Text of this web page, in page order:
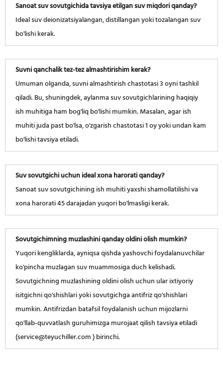
Sanoat suv sovutgichida tavsiya etilgan suv miqdori qanday?
Ideal suv deionizatsiyalangan, distillangan yoki tozalangan suv
bo'lishi kerak.
Suvni qanchalik tez-tez almashtirishim kerak?
Umuman olganda, suvni almashtirish chastotasi 3 oyni tashkil
qiladi. Bu, shuningdek, aylanma suv sovutgichlarining haqiqiy
ish muhitiga ham bog'liq bo'lishi mumkin. Masalan, agar ish
muhiti juda past bo'lsa, o'zgarish chastotasi 1 oy yoki undan kam
bo'lishi tavsiya etiladi.
Suv sovutgichi uchun ideal xona harorati qanday?
Sanoat suv sovutgichining ish muhiti yaxshi shamollatilishi va
xona harorati 45 darajadan yuqori bo'lmasligi kerak.
Sovutgichimning muzlashini qanday oldini olish mumkin?
Yuqori kengliklarda, ayniqsa qishda yashovchi foydalanuvchilar
ko'pincha muzlagan suv muammosiga duch kelishadi.
Sovutgichning muzlashining oldini olish uchun ular ixtiyoriy
isitgichni qo'shishlari yoki sovutgichga antifriz qo'shishlari
mumkin. Antifrizdan batafsil foydalanish uchun mijozlarni
qo'llab-quvvatlash guruhimizga murojaat qilish tavsiya etiladi
(service@teyuchiller.com ) birinchi.